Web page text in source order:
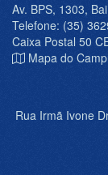
Av. BPS, 1303,
Telefone: (35)
Caixa Postal 50
Mapa do
Rua Irmã Ivone